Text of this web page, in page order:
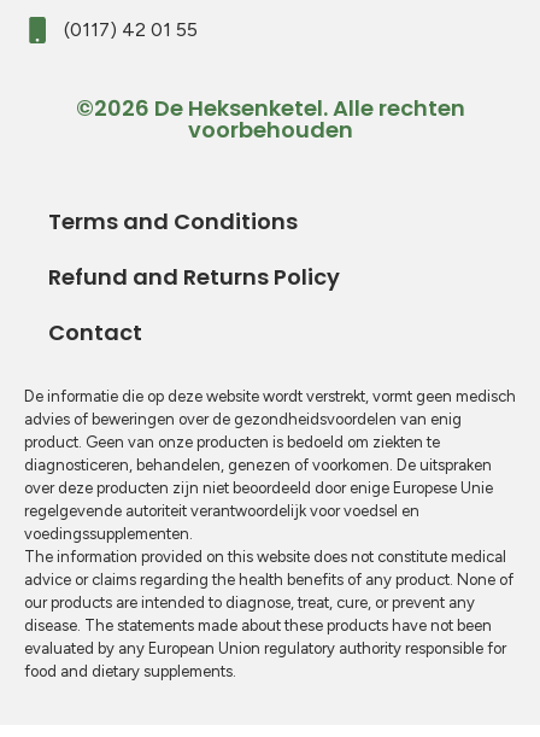
(0117) 42 01 55
©2026 De Heksenketel. Alle rechten
voorbehouden
Terms and Conditions
Refund and Returns Policy
Contact
De informatie die op deze website wordt verstrekt, vormt geen medisch
advies of beweringen over de gezondheidsvoordelen van enig
product. Geen van onze producten is bedoeld om ziekten te
diagnosticeren, behandelen, genezen of voorkomen. De uitspraken
over deze producten zijn niet beoordeeld door enige Europese Unie
regelgevende autoriteit verantwoordelijk voor voedsel en
voedingssupplementen.
The information provided on this website does not constitute medical
advice or claims regarding the health benefits of any product. None of
our products are intended to diagnose, treat, cure, or prevent any
disease. The statements made about these products have not been
evaluated by any European Union regulatory authority responsible for
food and dietary supplements.